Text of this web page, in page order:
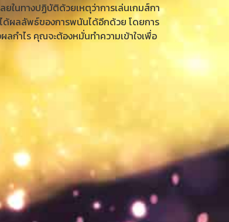
ยในทางปฏิบัติด้วยเหตุว่าการเล่นเกมส์กา
ด้ผลลัพธ์ของการพนันได้อีกด้วย โดยการ
กำไร คุณจะต้องหมั่นทำความเข้าใจเพื่อ